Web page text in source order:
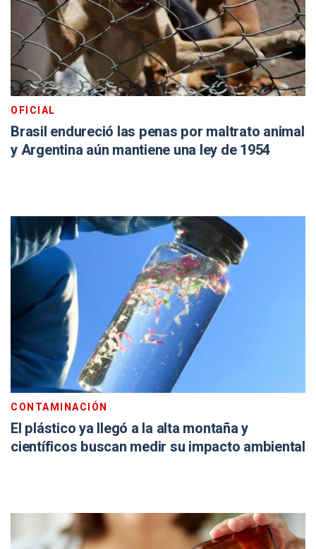
OFICIAL
Brasil endureció las penas por maltrato animal
y Argentina aún mantiene una ley de 1954
CONTAMINACIÓN
El plástico ya llegó a la alta montaña y
científicos buscan medir su impacto ambiental